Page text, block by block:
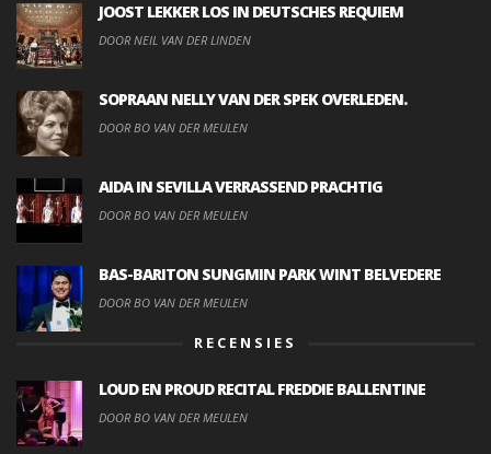
JOOST LEKKER LOS IN DEUTSCHES REQUIEM
DOOR NEIL VAN DER LINDEN
SOPRAAN NELLY VAN DER SPEK OVERLEDEN.
DOOR BO VAN DER MEULEN
AIDA IN SEVILLA VERRASSEND PRACHTIG
DOOR BO VAN DER MEULEN
BAS-BARITON SUNGMIN PARK WINT BELVEDERE
DOOR BO VAN DER MEULEN
RECENSIES
LOUD EN PROUD RECITAL FREDDIE BALLENTINE
DOOR BO VAN DER MEULEN